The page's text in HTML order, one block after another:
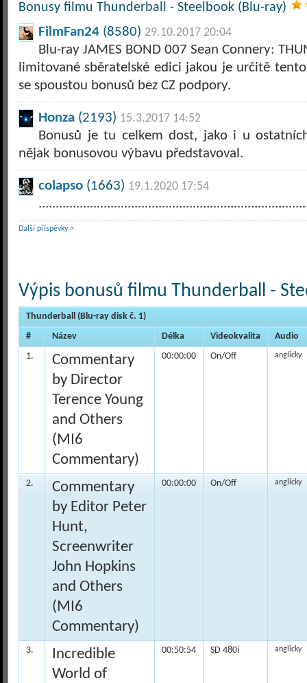
Bonusy filmu Thunderball - Steelbook (Blu-ray)
FilmFan24 (8580) 29.10.2017 20:04
Blu-ray JAMES BOND 007 Sean Connery:
limitované sběratelské edici jakou je určitě
se spoustou bonusů bez CZ podpory.
Honza (2193) 15.3.2017 14:52
Bonusů je tu celkem dost, jako i u
nějak bonusovou výbavu představoval.
colapso (1663) 19.1.2020 17:54
Další příspěvky >
Výpis bonusů filmu Thunderball -
Thunderball (Blu-ray disk č. 1)
#
Název Délka Videokvalita
Audio
1.
Commentary
by Director
Terence Young
and Others
(MI6
Commentary)
00:00:00 On/Off anglicky
2.
Commentary
by Editor Peter
Hunt,
Screenwriter
John Hopkins
and Others
(MI6
Commentary)
00:00:00 On/Off anglicky
3.
Incredible
World of
00:50:54 SD 480i anglicky